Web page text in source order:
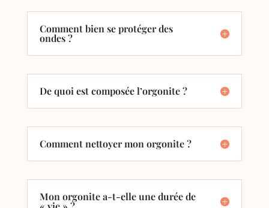
Comment bien se protéger des
ondes ?
De quoi est composée l’orgonite ?
Comment nettoyer mon orgonite ?
Mon orgonite a-t-elle une durée de